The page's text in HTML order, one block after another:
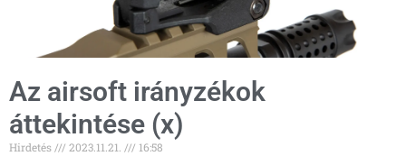
Az airsoft irányzékok
áttekintése (x)
Hirdetés 2023.11.21. 16:58